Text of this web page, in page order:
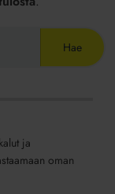
ja
oman